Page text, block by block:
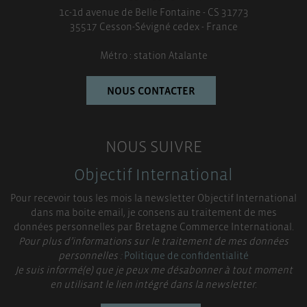
1c-1d avenue de Belle Fontaine - CS 31773
35517 Cesson-Sévigné cedex - France
Métro : station Atalante
NOUS CONTACTER
NOUS SUIVRE
Objectif International
Pour recevoir tous les mois la newsletter Objectif International
dans ma boite email, je consens au traitement de mes
données personnelles par Bretagne Commerce International.
Pour plus d’informations sur le traitement de mes données
personnelles :Politique de confidentialité
Je suis informé(e) que je peux me désabonner à tout moment
en utilisant le lien intégré dans la newsletter.